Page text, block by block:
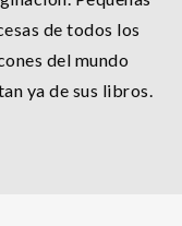
de todos los
del mundo
ya de sus libros.